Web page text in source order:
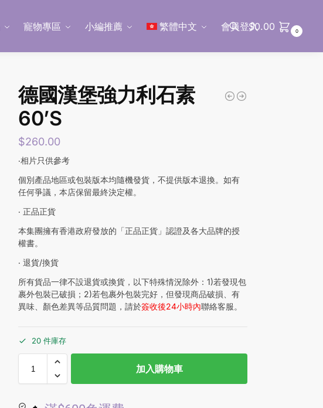
寵物專區 小編推薦 繁體中文 會員登入
$0.00 0
德國漢堡強力利石素
60’S
$260.00
‧相片只供參考
個別產品地區或包裝版本均隨機發貨，不提供版本退換。如有
任何爭議，本店保留最終決定權。
‧ 正品正貨
本集團擁有香港政府發放的「正品正貨」認證及各大品牌的授
權書。
‧ 退貨/換貨
所有貨品一律不設退貨或換貨，以下特殊情況除外：1)若發現包
裹外包裝已破損；2)若包裹外包裝完好，但發現商品破損、有
異味、顏色差異等品質問題，請於簽收後24小時內聯絡客服。
20 件庫存
加入購物車